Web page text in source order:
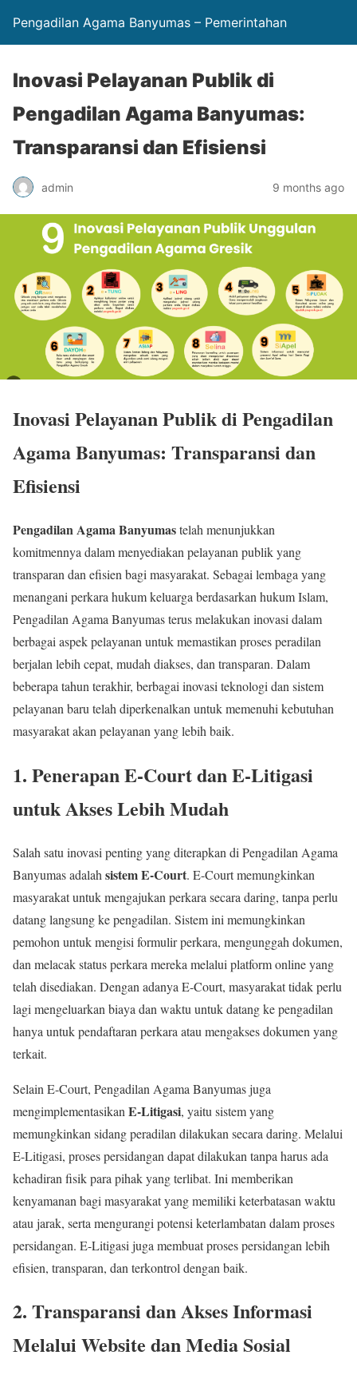
Pengadilan Agama Banyumas – Pemerintahan
Inovasi Pelayanan Publik di
Pengadilan Agama Banyumas:
Transparansi dan Efisiensi
admin 9 months ago
Inovasi Pelayanan Publik di Pengadilan
Agama Banyumas: Transparansi dan
Efisiensi
Pengadilan Agama Banyumastelah menunjukkan
komitmennya dalam menyediakan pelayanan publik yang
transparan dan efisien bagi masyarakat. Sebagai lembaga yang
menangani perkara hukum keluarga berdasarkan hukum Islam,
Pengadilan Agama Banyumas terus melakukan inovasi dalam
berbagai aspek pelayanan untuk memastikan proses peradilan
berjalan lebih cepat, mudah diakses, dan transparan. Dalam
beberapa tahun terakhir, berbagai inovasi teknologi dan sistem
pelayanan baru telah diperkenalkan untuk memenuhi kebutuhan
masyarakat akan pelayanan yang lebih baik.
1. Penerapan E-Court dan E-Litigasi
untuk Akses Lebih Mudah
Salah satu inovasi penting yang diterapkan di Pengadilan Agama
Banyumas adalah sistem E-Court. E-Court memungkinkan
masyarakat untuk mengajukan perkara secara daring, tanpa perlu
datang langsung ke pengadilan. Sistem ini memungkinkan
pemohon untuk mengisi formulir perkara, mengunggah dokumen,
dan melacak status perkara mereka melalui platform online yang
telah disediakan. Dengan adanya E-Court, masyarakat tidak perlu
lagi mengeluarkan biaya dan waktu untuk datang ke pengadilan
hanya untuk pendaftaran perkara atau mengakses dokumen yang
terkait.
Selain E-Court, Pengadilan Agama Banyumas juga
mengimplementasikan E-Litigasi, yaitu sistem yang
memungkinkan sidang peradilan dilakukan secara daring. Melalui
E-Litigasi, proses persidangan dapat dilakukan tanpa harus ada
kehadiran fisik para pihak yang terlibat. Ini memberikan
kenyamanan bagi masyarakat yang memiliki keterbatasan waktu
atau jarak, serta mengurangi potensi keterlambatan dalam proses
persidangan. E-Litigasi juga membuat proses persidangan lebih
efisien, transparan, dan terkontrol dengan baik.
2. Transparansi dan Akses Informasi
Melalui Website dan Media Sosial